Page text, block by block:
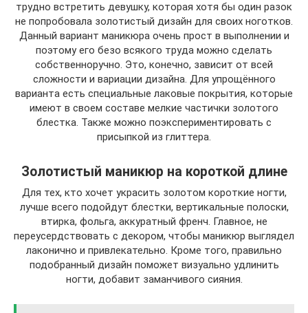
трудно встретить девушку, которая хотя бы один разок
не попробовала золотистый дизайн для своих ноготков.
Данный вариант маникюра очень прост в выполнении и
поэтому его безо всякого труда можно сделать
собственноручно. Это, конечно, зависит от всей
сложности и вариации дизайна. Для упрощённого
варианта есть специальные лаковые покрытия, которые
имеют в своем составе мелкие частички золотого
блестка. Также можно поэкспериментировать с
присыпкой из глиттера.
Золотистый маникюр на короткой длине
Для тех, кто хочет украсить золотом короткие ногти,
лучше всего подойдут блестки, вертикальные полоски,
втирка, фольга, аккуратный френч. Главное, не
переусердствовать с декором, чтобы маникюр выглядел
лаконично и привлекательно. Кроме того, правильно
подобранный дизайн поможет визуально удлинить
ногти, добавит заманчивого сияния.